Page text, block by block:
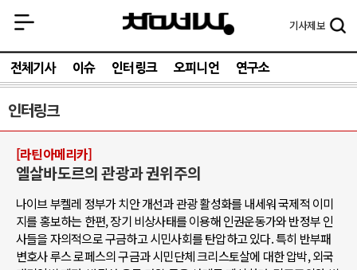
기사제보
전체기사 이슈 인터링크 오피니언 연구소
인터링크
[라틴아메리카]
엘살바도르의 관광과 권위주의
나이브 부켈레 정부가 치안 개선과 관광 활성화를 내세워 국제적 이미
지를 홍보하는 한편, 장기 비상사태를 이용해 인권운동가와 반정부 인
사들을 자의적으로 구금하고 시민사회를 탄압하고 있다. 특히 반부패
변호사 루스 로페스의 구금과 시민단체 크리스토살에 대한 압박, 외국